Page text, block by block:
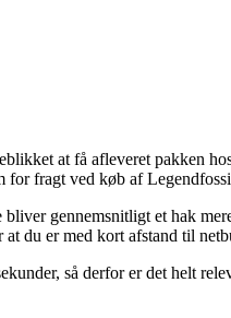
at få afleveret pakken
fragt ved køb af
gennemsnitligt et hak
du er med kort afstand til
så derfor er det helt